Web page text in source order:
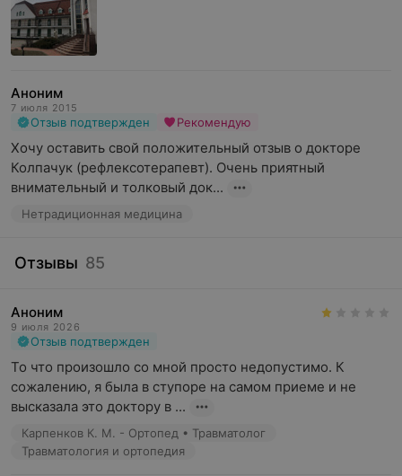
SPA-терапия;
Корпоративное медицинское обслуживание для
Программа «Детокс»;
Индивидуальная программа реабилитации.
Провести качественную реабилитацию в домашних
условиях крайне сложно.
реабилитационные технологии, оснащен
современным оборудованием:
аппараты кинезотерапии, эрготерапии для
восстановления утраченных функций конечности
и мелкой моторики,
робототехнические комплексы для освоения
навыков ходьбы, ранней вертикализации.
Реабилитационный центр «Элеос» имеет
Аноним
7 июля 2015
Отзыв подтвержден Рекомендую
Хочу оставить свой положительный отзыв о докторе
Колпачук (рефлексотерапевт). Очень приятный
внимательный и толковый док...
Нетрадиционная медицина
Отзывы 85
Аноним
9 июля 2026
Отзыв подтвержден
То что произошло со мной просто недопустимо. К
сожалению, я была в ступоре на самом приеме и не
высказала это доктору в ...
Карпенков К. М. - Ортопед • Травматолог
Травматология и ортопедия